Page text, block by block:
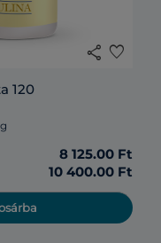
share favorite
120
8 125.00 Ft
10 400.00 Ft